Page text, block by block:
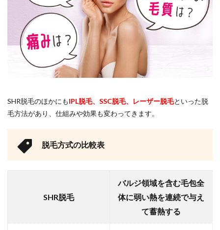
SHR脱毛のほかにもIPL脱毛、SSC脱毛、レーザー脱毛といった脱
毛方法があり、仕組みや効果も変わってきます。
脱毛方式の比較表
SHR脱毛
バルジ領域を含む毛包全
体に弱い熱を連続で与え
て蓄熱する